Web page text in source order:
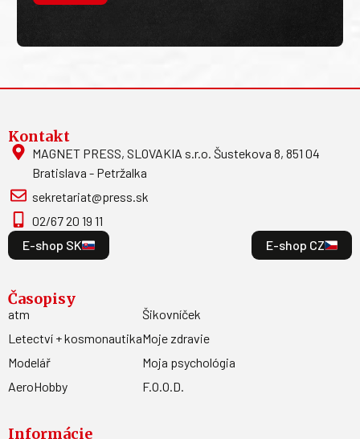
Kontakt
MAGNET PRESS, SLOVAKIA s.r.o. Šustekova 8, 851 04
Bratislava - Petržalka
sekretariat@press.sk
02/67 20 19 11
E-shop SK
E-shop CZ
Časopisy
atm
Letectví + kosmonautika
Modelář
AeroHobby
Šikovníček
Moje zdravie
Moja psychológia
F.O.O.D.
Informácie